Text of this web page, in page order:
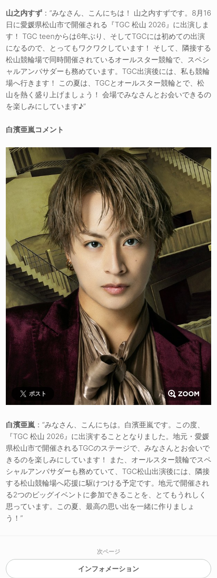
山之内すず ：“みなさん、こんにちは！ 山之内すずです。8月16
日に愛媛県松山市で開催される『TGC 松山 2026』に出演しま
す！ TGC teenからは6年ぶり、そしてTGCには初めての出演
になるので、とってもワクワクしています！ そして、隣接する
松山競輪場で同時開催されているオールスター競輪で、スペシ
ャルアンバサダーも務めています。TGC出演後には、私も競輪
場へ行きます！ この夏は、TGCとオールスター競輪とで、松
山を熱く盛り上げましょう！ 会場でみなさんとお会いできるの
を楽しみにしています♪”
白濱亜嵐コメント
ポスト
白濱亜嵐 ：“みなさん、こんにちは。白濱亜嵐です。この度、
『TGC 松山 2026』に出演することとなりました。地元・愛媛
県松山市で開催されるTGCのステージで、みなさんとお会いで
きるのを楽しみにしています！ また、オールスター競輪でスペ
シャルアンバサダーも務めていて、TGC松山出演後には、隣接
する松山競輪場へ応援に駆けつける予定です。地元で開催され
る2つのビッグイベントに参加できることを、とてもうれしく
思っています。この夏、最高の思い出を一緒に作りましょ
う！”
次ページ
インフォメーション